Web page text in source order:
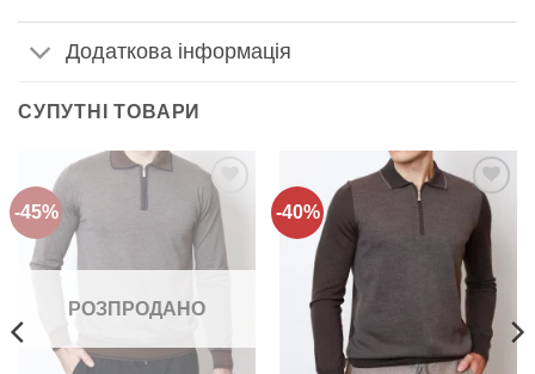
Додаткова інформація
СУПУТНІ ТОВАРИ
-45%
Додати
до
списку
бажань!
РОЗПРОДАНО
-40%
Додати
до
списку
бажань!